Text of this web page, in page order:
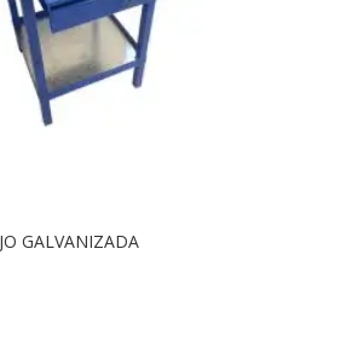
GALVANIZADA